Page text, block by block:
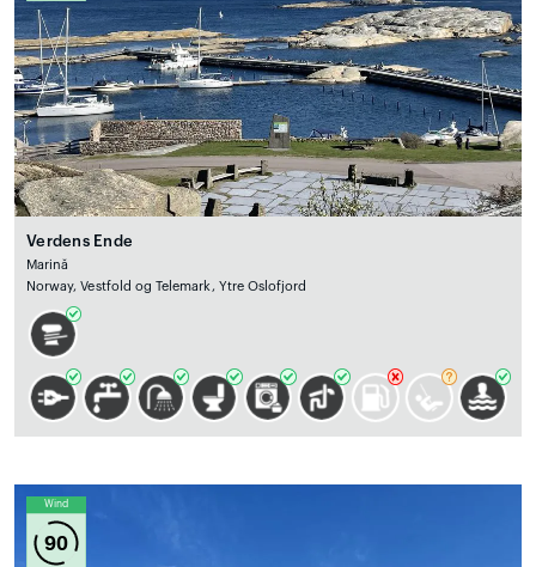
Verdens Ende
Marină
Norway, Vestfold og Telemark, Ytre Oslofjord
Wind
90